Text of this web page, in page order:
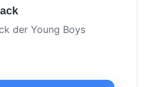
der Young Boys